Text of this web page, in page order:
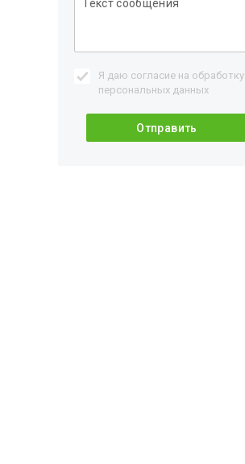
Я даю согласие на обработку
персональных данных